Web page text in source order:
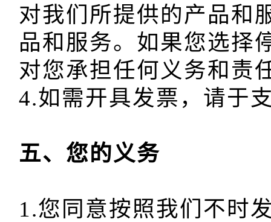
对我们所提供的产品和
品和服务。如果您选择
对您承担任何义务和责
1.您同意按照我们不时